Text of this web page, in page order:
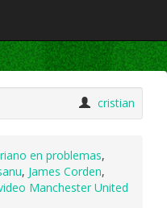
cristian
en problemas,
, James Corden,
Manchester United